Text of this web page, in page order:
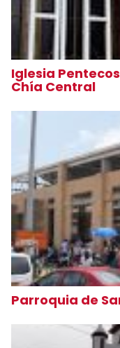
Iglesia
Chía Central
Parroquia de